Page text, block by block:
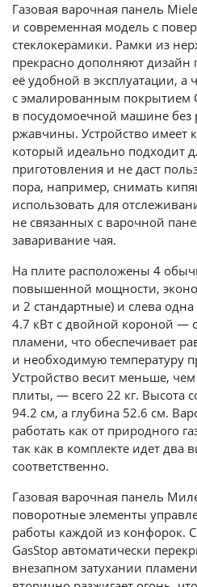
Газовая варочная панель
и современная модель с
стеклокерамики. Рамки из
прекрасно дополняют
её удобной в эксплуатации, а
с эмалированным покрытием
в посудомоечной машине без
ржавчины. Устройство имеет
который идеально подходит
приготовления и не даст
пора, например, снимать
использовать для
не связанных с варочной
заваривание чая.
На плите расположены 4
повышенной мощности,
и 2 стандартные) и слева
4.7 кВт с двойной короной —
пламени, что обеспечивает
и необходимую температуру
Устройство весит меньше,
плиты, — всего 22 кг. Высота
94.2 см, а глубина 52.6 см.
работать как от природного
так как в комплекте идет два
соответственно.
Газовая варочная панель
поворотные элементы
работы каждой из конфорок.
GasStop автоматически
внезапном затухании